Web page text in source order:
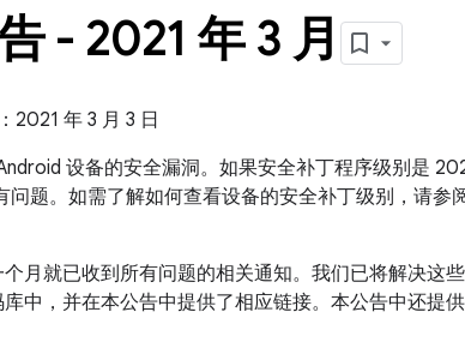
- 2021 年 3 月
2021 年 3 月 3 日
设备的安全漏洞。如果安全补丁程序级别是
题。如需了解如何查看设备的安全补丁级别，请参
月就已收到所有问题的相关通知。我们已将解决这
中，并在本公告中提供了相应链接。本公告中还提